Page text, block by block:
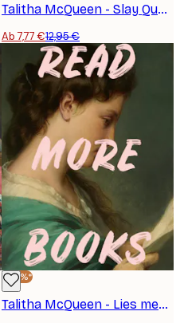
Talitha McQueen - Slay Queen Portrait Poster
Ab 7,77 €12,95 €
-40%*
Talitha McQueen - Lies mehr Bücher Poster